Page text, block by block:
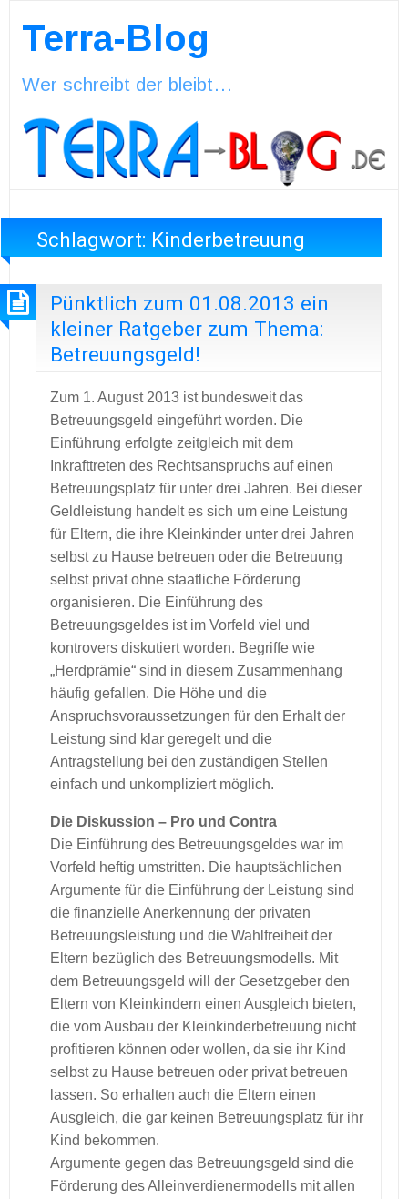
Terra-Blog
Wer schreibt der bleibt…
Schlagwort: Kinderbetreuung
Pünktlich zum 01.08.2013 ein
kleiner Ratgeber zum Thema:
Betreuungsgeld!
Zum 1. August 2013 ist bundesweit das
Betreuungsgeld eingeführt worden. Die
Einführung erfolgte zeitgleich mit dem
Inkrafttreten des Rechtsanspruchs auf einen
Betreuungsplatz für unter drei Jahren. Bei dieser
Geldleistung handelt es sich um eine Leistung
für Eltern, die ihre Kleinkinder unter drei Jahren
selbst zu Hause betreuen oder die Betreuung
selbst privat ohne staatliche Förderung
organisieren. Die Einführung des
Betreuungsgeldes ist im Vorfeld viel und
kontrovers diskutiert worden. Begriffe wie
„Herdprämie“ sind in diesem Zusammenhang
häufig gefallen. Die Höhe und die
Anspruchsvoraussetzungen für den Erhalt der
Leistung sind klar geregelt und die
Antragstellung bei den zuständigen Stellen
einfach und unkompliziert möglich.
Die Diskussion – Pro und Contra
Die Einführung des Betreuungsgeldes war im
Vorfeld heftig umstritten. Die hauptsächlichen
Argumente für die Einführung der Leistung sind
die finanzielle Anerkennung der privaten
Betreuungsleistung und die Wahlfreiheit der
Eltern bezüglich des Betreuungsmodells. Mit
dem Betreuungsgeld will der Gesetzgeber den
Eltern von Kleinkindern einen Ausgleich bieten,
die vom Ausbau der Kleinkinderbetreuung nicht
profitieren können oder wollen, da sie ihr Kind
selbst zu Hause betreuen oder privat betreuen
lassen. So erhalten auch die Eltern einen
Ausgleich, die gar keinen Betreuungsplatz für ihr
Kind bekommen.
Argumente gegen das Betreuungsgeld sind die
Förderung des Alleinverdienermodells mit allen